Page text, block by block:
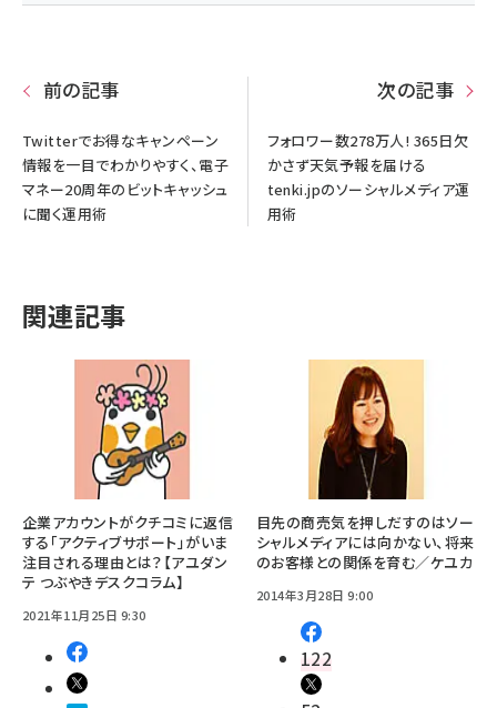
前の記事
Twitterでお得なキャンペーン
情報を一目でわかりやすく、電子
マネー20周年のビットキャッシュ
に聞く運用術
次の記事
フォロワー数278万人! 365日欠
かさず天気予報を届ける
tenki.jpのソーシャルメディア運
用術
関連記事
企業アカウントがクチコミに返信
する「アクティブサポート」がいま
注目される理由とは？【アユダン
テ つぶやきデスクコラム】
2021年11月25日 9:30
目先の商売気を押しだすのはソー
シャルメディアには向かない、将来
のお客様との関係を育む／ケユカ
2014年3月28日 9:00
122